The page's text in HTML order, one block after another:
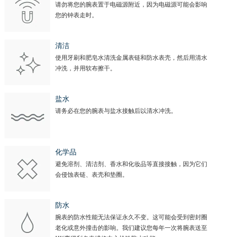
请勿将您的腕表置于电磁源附近，因为电磁源可能会影响
您的钟表走时。
清洁
使用牙刷和肥皂水清洗金属表链和防水表壳，然后用清水
冲洗，并用软布擦干。
盐水
请务必在您的腕表与盐水接触后以清水冲洗。
化学品
避免溶剂、清洁剂、香水和化妆品等直接接触，因为它们
会侵蚀表链、表壳和垫圈。
防水
腕表的防水性能无法保证永久不变。这可能会受到密封圈
老化或意外撞击的影响。我们建议您每年一次将腕表送至